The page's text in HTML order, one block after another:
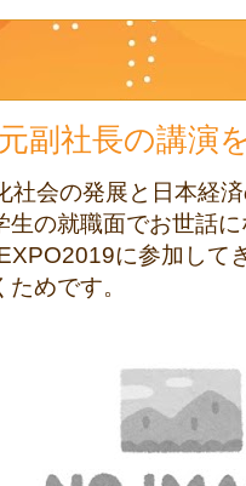
副社長の講演
社会の発展と日本経
生の就職面でお世話
に参加して
めです。